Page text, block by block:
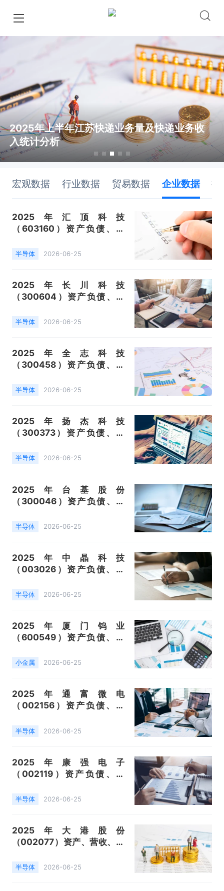
2025年上半年江苏快递业务量及快递业务收
入统计分析
宏观数据 行业数据 贸易数据 企业数据 排
2025年汇顶科技
（603160）资产负债、营
纹识别芯片、触控芯片）数据
统计
半导体 2026-06-25
2025年长川科技
（300604）资产负债、营
试机、分选机）数据统计
半导体 2026-06-25
2025年全志科技
（300458）资产负债、营
能终端应用处理器芯片）数据
统计
半导体 2026-06-25
2025年扬杰科技
（300373）资产负债、营
导体器件、半导体硅片）数据
统计
半导体 2026-06-25
2025年台基股份
（300046）资产负债、营
闸管、模块）数据统计
半导体 2026-06-25
2025年中晶科技
（003026）资产负债、营
导体单晶硅片、半导体功率芯
片及器件、半导体单晶硅棒）
半导体 2026-06-25
2025年厦门钨业
（600549）资产负债、营
池材料、钨钼等有色金属、稀
土）数据统计
小金属 2026-06-25
2025年通富微电
（002156）资产负债、营
成电路封装测试）数据统计
半导体 2026-06-25
2025年康强电子
（002119）资产负债、营
线框架、键合丝、电极丝）数
据统计
半导体 2026-06-25
2025年大港股份
（002077）资产、营收、成
测试及相关、NMP废液提
纯、码头仓储供水等园区服
半导体 2026-06-25